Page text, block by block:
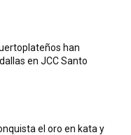
han
en JCC Santo
el oro en kata y